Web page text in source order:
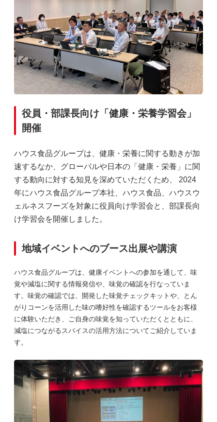
役員・部課長向け「健康・栄養学習会」
開催
ハウス食品グループは、健康・栄養に関する動きが加
速するなか、グローバルや日本の「健康・栄養」に関
する動向に対する知見を深めていただくため、 2024
年にハウス食品グループ本社、ハウス食品、ハウスウ
ェルネスフーズを対象に役員向け学習会と、部課長向
け学習会を開催しました。
地域イベントへのブース出展や講演
ハウス食品グループは、健康イベントへの参加を通して、味
覚や減塩に関する情報発信や、味覚の確認を行なっていま
す。味覚の確認では、開発した味覚チェックキットや、とん
がりコーンを活用した味の嗜好性を確認するツールをお客様
に体験いただき、ご自身の味覚を知っていただくとともに、
減塩につながるスパイスの活用方法についてご紹介していま
す。